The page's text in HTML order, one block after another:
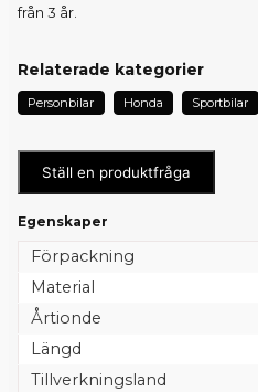
från 3 år.
Relaterade kategorier
Personbilar Honda Sportbilar
Ställ en produktfråga
Egenskaper
Förpackning
Material
Årtionde
Längd
Tillverkningsland